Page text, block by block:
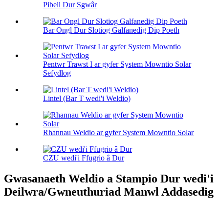
Pibell Dur Sgwâr
Bar Ongl Dur Slotiog Galfanedig Dip Poeth
Pentwr Trawst I ar gyfer System Mowntio Solar
Sefydlog
Lintel (Bar T wedi'i Weldio)
Rhannau Weldio ar gyfer System Mowntio Solar
CZU wedi'i Ffugrio â Dur
Gwasanaeth Weldio a Stampio Dur wedi'i
Deilwra/Gwneuthuriad Manwl Addasedig